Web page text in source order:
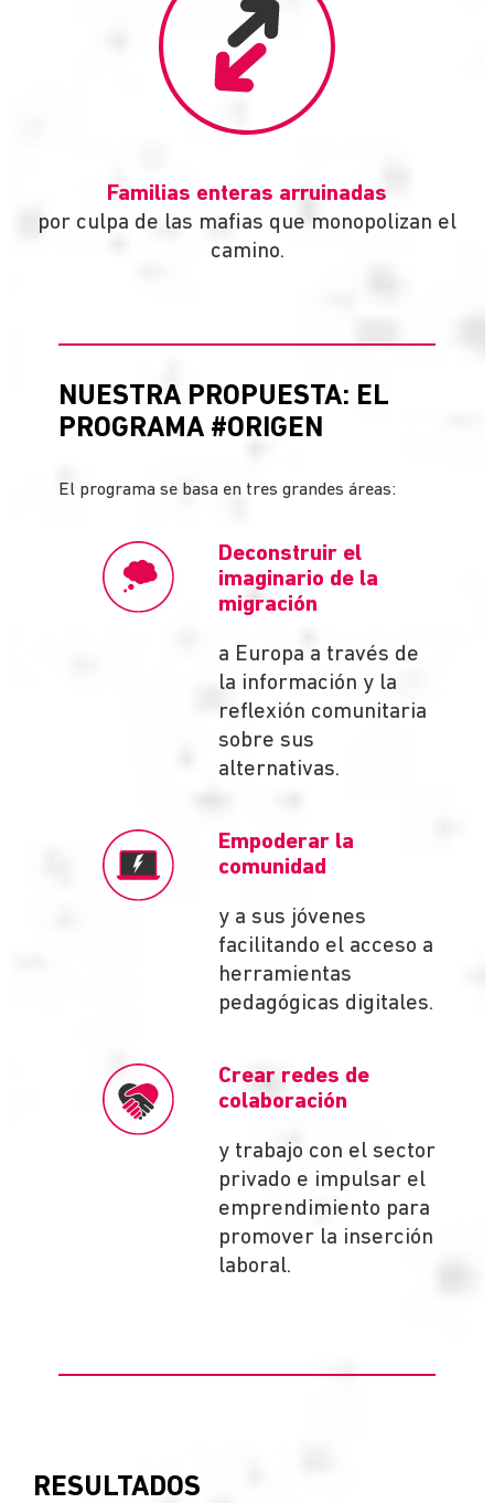
Familias enteras arruinadas
por culpa de las mafias que monopolizan el
camino.
NUESTRA PROPUESTA: EL
PROGRAMA #ORIGEN
El programa se basa en tres grandes áreas:
Deconstruir el
imaginario de la
migración
a Europa a través de
la información y la
reflexión comunitaria
sobre sus
alternativas.
Empoderar la
comunidad
y a sus jóvenes
facilitando el acceso a
herramientas
pedagógicas digitales.
Crear redes de
colaboración
y trabajo con el sector
privado e impulsar el
emprendimiento para
promover la inserción
laboral.
RESULTADOS